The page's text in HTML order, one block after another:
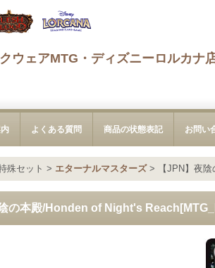
ウェアMTG・ディズニーロルカナ
よくある質問 商品の状態表記 お問い
殊セット > エターナルマスターズ > 【JPN】夜
の本殿/Honden of Night's